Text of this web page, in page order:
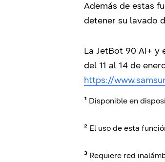
Además de estas
detener su lavado
La JetBot 90 AI+ y
del 11 al 14 de
https://
¹ Disponible en
² El uso de esta
³ Requiere red